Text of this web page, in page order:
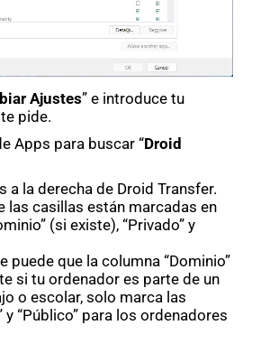
Ajustes” e introduce tu
pide.
Apps para buscar “Droid
a la derecha de Droid Transfer.
las casillas están marcadas en
(si existe), “Privado” y
puede que la columna “Dominio”
si tu ordenador es parte de un
o escolar, solo marca las
y “Público” para los ordenadores